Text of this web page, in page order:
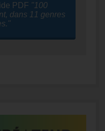
PDF "100
dans 11 genres